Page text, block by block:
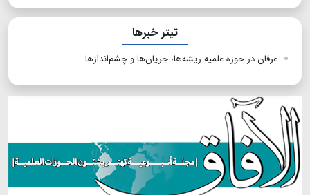
تیتر خبرها
عرفان در حوزه علمیه ریشه‌ها، جریان‌ها و چشم‌اندازها